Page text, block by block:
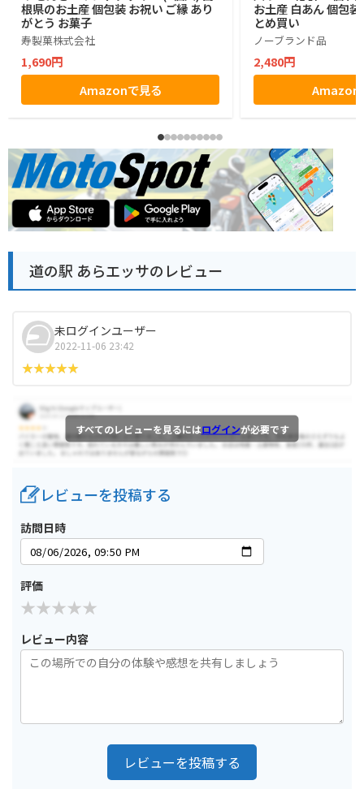
根県のお土産 個包装 お祝い ご縁 あり
がとう お菓子
寿製菓株式会社
1,690円
Amazonで見る
お土産 白あん 個包
とめ買い
ノーブランド品
2,480円
Amazon
道の駅 あらエッサのレビュー
未ログインユーザー
2022-11-06 23:42
すべてのレビューを見るにはログインが必要です
レビューを投稿する
訪問日時
評価
レビュー内容
レビューを投稿する